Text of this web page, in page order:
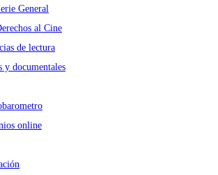
General
al Cine
de lectura
y documentales
online